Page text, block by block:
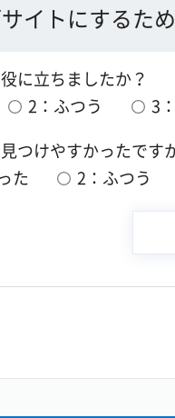
イトにするた
に立ちましたか？
2：ふつう
3
つけやすかったです
た
2：ふつう